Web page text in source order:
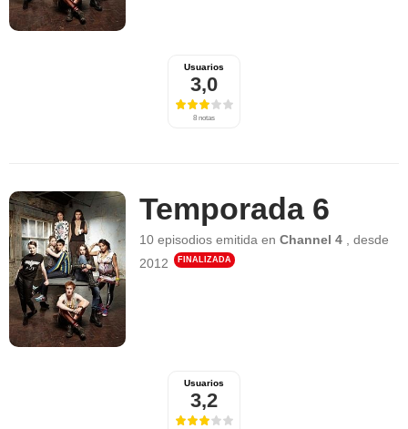
Usuarios
3,0
8 notas
Temporada 6
10 episodios emitida enChannel 4 ,desde
2012
FINALIZADA
Usuarios
3,2